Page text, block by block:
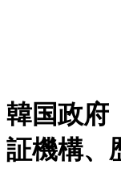
韓国政府
証機構、